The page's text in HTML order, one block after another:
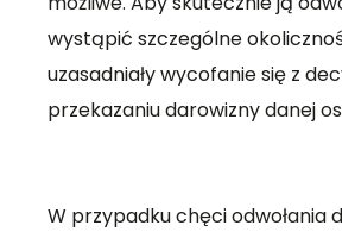
wystąpić szczególne
uzasadniały wycofanie się z
przekazaniu darowizny danej
W przypadku chęci odwołania